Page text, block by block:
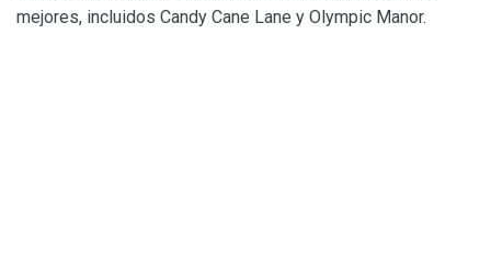
mejores, incluidos Candy Cane Lane y Olympic Manor.